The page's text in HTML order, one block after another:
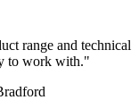
range and technical
to work with."